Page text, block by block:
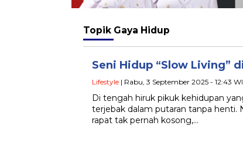
Topik Gaya Hidup
Seni Hidup “Slow Living”
Lifestyle | Rabu, 3 September 2025 - 12:43
Di tengah hiruk pikuk kehidupan
terjebak dalam putaran tanpa henti.
rapat tak pernah kosong,…